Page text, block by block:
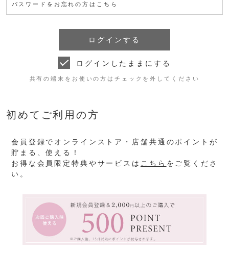
パスワードをお忘れの方はこちら
ログインしたままにする
共有の端末をお使いの方はチェックを外してください
初めてご利用の方
会員登録でオンラインストア・店舗共通のポイントが
貯まる、使える！
お得な会員限定特典やサービスは こちら をご覧くださ
い。